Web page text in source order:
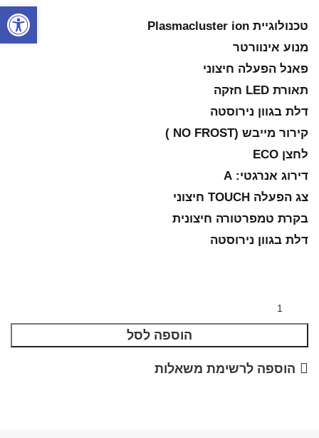
טכנולוגיית Plasmacluster ion
מנוע אינוורטר
פאנל הפעלה חיצוני
תאורת LED חזקה
דלת בגוון נירוסטה
קירור מייבש (NO FROST )
לחצן ECO
דירוג אנרגטי: A
צג הפעלה TOUCH חיצוני
בקרת טמפרטורה חיצונית
דלת בגוון נירוסטה
הוספה לסל
הוספה לרשימת משאלות
פתח